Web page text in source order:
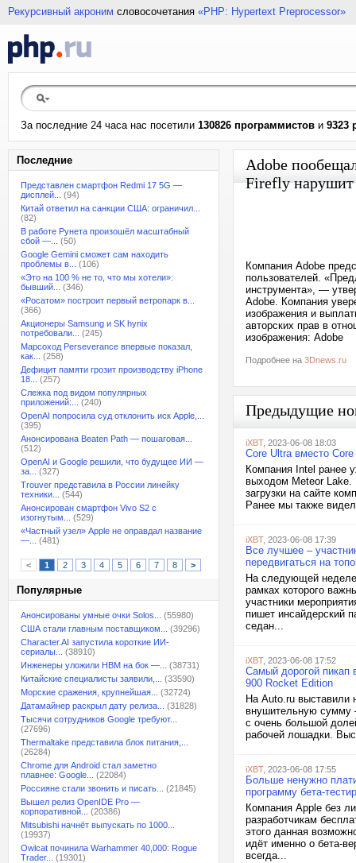
Рекурсивный акроним словосочетания «PHP: Hypertext Preprocessor»
За последние 24 часа нас посетили 130826 программистов и 9323
Последние
Представлен смартфон Redmi 17 5G —
дисплей...
(94)
Китай ответил на санкции США: ограничил...
(82)
В работе Рунета произошёл масштабный
сбой —...
(50)
Google Gemini сможет сам находить
проблемы в...
(106)
«Это на 100 % не то, что мы хотели»:
бывший...
(346)
«Росатом» построит первый ветропарк в...
(366)
Акционеры Samsung и SK hynix
потребовали...
(245)
Марсоход Perseverance впервые показал,
как...
(258)
Дефицит памяти грозит производству iPhone
18...
(257)
Слежка под видом популярных
приложений:...
(240)
OpenAI попросила суд отклонить иск Apple,...
(395)
Анонсирована Beaten Path — пошаговая...
(512)
OpenAI и Google решили, что будущее ИИ —
за...
(327)
Trouver представила в России линейку
техники...
(544)
Анонсирован смартфон Vivo S2 с
изогнутым...
(529)
«Частный узел» Apple не оправдал название
—...
(481)
< 1 2 3 4 5 6 7 8 >
Популярные
Анонсированы умные очки Solos...
(55980)
США стали главным поставщиком...
(39296)
Character.AI запустила короткие ИИ-
сериалы...
(38910)
Инженеры уложили HBM на бок —...
(38731)
Китайские специалисты заявили,...
(33590)
Морские сражения, крупнейшая...
(32724)
Датамайнер раскрыл дату релиза...
(31828)
Тысячи сотрудников Google требуют...
(27696)
Thermaltake представила блок питания,...
(26284)
Chrome для Android стал заметно
плавнее: Google...
(22084)
Россияне стали звонить и писать...
(21845)
Вышел релиз OpenIDE Pro —
корпоративной...
(20386)
Mitsubishi начнёт выпускать по 1000...
(19937)
Owlcat починила Warhammer 40,000: Rogue
Trader...
(19301)
Adobe
Firefly нарушит
Компания Adobe
пользователей.
инструмента», —
Adobe. Компания
изображения и
авторских прав в
изображения: Adobe
Подробнее на 3Dnews.ru
Предыдущие
iXBT, 2023-06-08 18:03
Core Ultra вместо
Компания Intel ранее
выходом Meteor Lake.
загрузки на сайте
Ранее мы также
iXBT, 2023-06-08 17:39
Все лучшее –
передвигаться на
На следующей
рамках которого
участники
пишет инсайдерский
седан...
iXBT, 2023-06-08 17:52
Самый дорогой пикап
900 Rocket Edition
На Auto.ru выставили
внушительную сумму
с очень большой
рабочей лошадки.
iXBT, 2023-06-08 17:55
Больше ненужно
программу бета-
Компания Apple без
разработчикам
этого данная
идёт именно о бета-
всегда...